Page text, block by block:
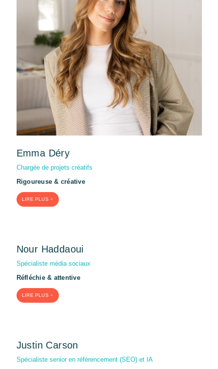
Emma Déry
Chargée de projets créatifs
Rigoureuse & créative
LIRE PLUS
Nour Haddaoui
Spécialiste média sociaux
Réfléchie & attentive
LIRE PLUS
Justin Carson
Spécialiste senior en référencement (SEO) et IA